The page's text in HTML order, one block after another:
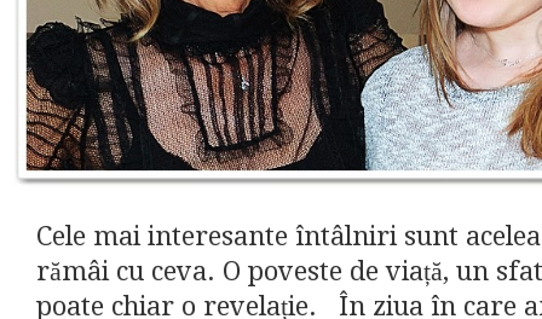
Cele mai interesante întâlniri sunt
rămâi cu ceva. O poveste de viață, un
poate chiar o revelație. În ziua în care